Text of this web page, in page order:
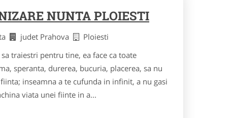
NUNTA PLOIESTI
judet Prahova
Ploiesti
traiestri pentru tine, ea face ca toate
speranta, durerea, bucuria, placerea, sa nu
inseamna a te cufunda in infinit, a nu gasi
viata unei fiinte in a...